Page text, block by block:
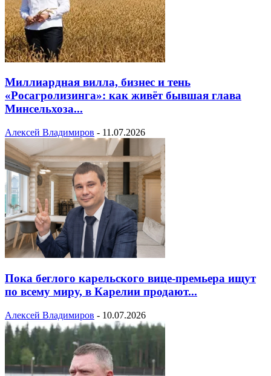
Миллиардная вилла, бизнес и тень
«Росагролизинга»: как живёт бывшая глава
Минсельхоза...
Алексей Владимиров - 11.07.2026
Пока беглого карельского вице-премьера ищут
по всему миру, в Карелии продают...
Алексей Владимиров - 10.07.2026